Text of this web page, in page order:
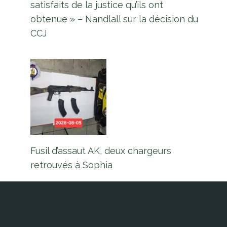
satisfaits de la justice qu’ils ont
obtenue » – Nandlall sur la décision du
CCJ
Fusil d’assaut AK, deux chargeurs
retrouvés à Sophia